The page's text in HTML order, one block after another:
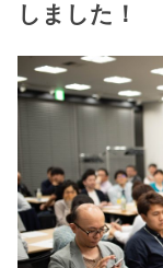
しました！